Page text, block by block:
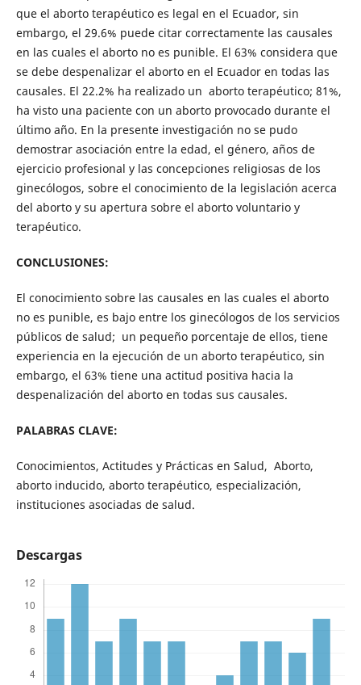
que el aborto terapéutico es legal en el Ecuador, sin
embargo, el 29.6% puede citar correctamente las causales
en las cuales el aborto no es punible. El 63% considera que
se debe despenalizar el aborto en el Ecuador en todas las
causales. El 22.2% ha realizado un aborto terapéutico; 81%,
ha visto una paciente con un aborto provocado durante el
último año. En la presente investigación no se pudo
demostrar asociación entre la edad, el género, años de
ejercicio profesional y las concepciones religiosas de los
ginecólogos, sobre el conocimiento de la legislación acerca
del aborto y su apertura sobre el aborto voluntario y
terapéutico.
CONCLUSIONES:
El conocimiento sobre las causales en las cuales el aborto
no es punible, es bajo entre los ginecólogos de los servicios
públicos de salud; un pequeño porcentaje de ellos, tiene
experiencia en la ejecución de un aborto terapéutico, sin
embargo, el 63% tiene una actitud positiva hacia la
despenalización del aborto en todas sus causales.
PALABRAS CLAVE:
Conocimientos, Actitudes y Prácticas en Salud, Aborto,
aborto inducido, aborto terapéutico, especialización,
instituciones asociadas de salud.
Descargas